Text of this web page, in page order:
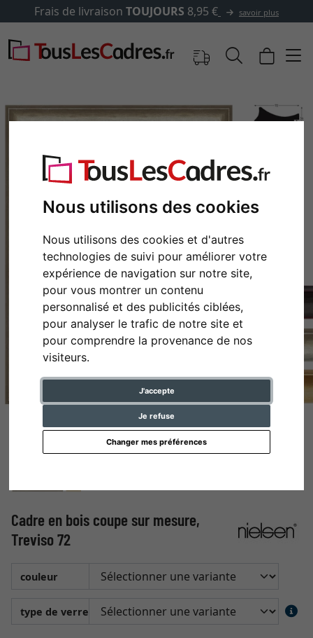
Nous utilisons des cookies
Nous utilisons des cookies et d'autres
technologies de suivi pour améliorer votre
expérience de navigation sur notre site,
pour vous montrer un contenu
personnalisé et des publicités ciblées,
pour analyser le trafic de notre site et
pour comprendre la provenance de nos
visiteurs.
J'accepte
Je refuse
Changer mes préférences
savoir plus ✓500 000 articles au choix
Retour
Cadre en bois coupe sur mesure,
Treviso 72
couleur
type de verre